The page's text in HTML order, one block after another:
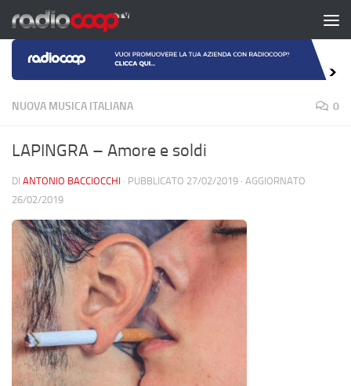
Salta al contenuto
NUOVA MUSICA ITALIANA 0
LAPINGRA – Amore e soldi
DI ANTONIO BACCIOCCHI · PUBBLICATO 27/02/2019 · AGGIORNATO
26/02/2019